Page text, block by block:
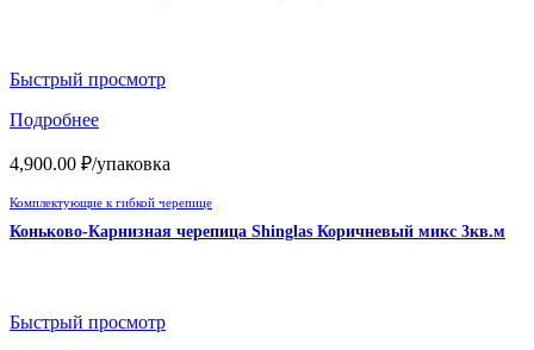
Быстрый просмотр
Подробнее
4,900.00 ₽/упаковка
Комплектующие к гибкой черепице
Коньково-Карнизная черепица Shinglas Коричневый микс 3кв.м
Быстрый просмотр